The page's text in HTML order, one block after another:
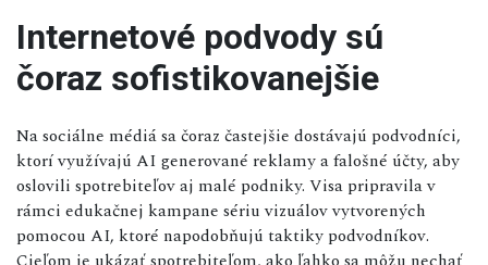
Internetové podvody sú
čoraz sofistikovanejšie
Na sociálne médiá sa čoraz častejšie dostávajú podvodníci,
ktorí využívajú AI generované reklamy a falošné účty, aby
oslovili spotrebiteľov aj malé podniky. Visa pripravila v
rámci edukačnej kampane sériu vizuálov vytvorených
pomocou AI, ktoré napodobňujú taktiky podvodníkov.